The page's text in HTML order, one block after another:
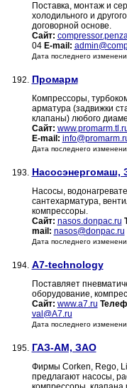
Поставка, монтаж и
холодильного и
договорной основе.
Сайт:
04 E-mail:
Дата последнего
192. Промарм
Компрессоры,
арматура (задвижки
клапаны) любого
Сайт:
E-mail:
Дата последнего
193. Насосэнергомаш,
Насосы,
сантехарматура,
компрессоры.
Сайт: nasos.donpac.ru
mail: nasos@donpac.ru
Дата последнего
194. A7-technology
Поставляет
оборудование,
Сайт: www.a7.ru
val@A7.ru
Дата последнего
195. ГАЗ-АМ, ЗАО
Фирмы Corken, Rego,
предлагают насосы,